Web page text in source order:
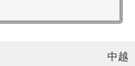
中越